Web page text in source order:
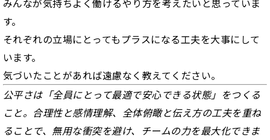
す。
それぞれの立場にとってもプラスになる工夫を大事にして
います。
気づいたことがあれば遠慮なく教えてください。
公平さは「全員にとって最適で安心できる状態」をつくる
こと。合理性と感情理解、全体俯瞰と伝え方の工夫を重ね
ることで、無用な衝突を避け、チームの力を最大化できま